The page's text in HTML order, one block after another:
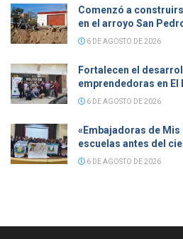
Comenzó a
en el arroyo San
6 DE AGOSTO DE 2026
Fortalecen el
emprendedoras en El
6 DE AGOSTO DE 2026
«Embajadoras de Mis
escuelas antes del
6 DE AGOSTO DE 2026